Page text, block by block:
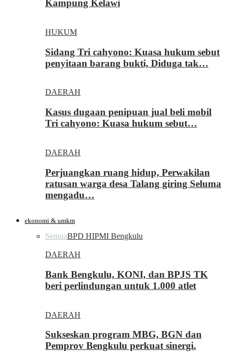
Kampung Kelawi
HUKUM
Sidang Tri cahyono: Kuasa hukum sebut
penyitaan barang bukti, Diduga tak…
DAERAH
Kasus dugaan penipuan jual beli mobil
Tri cahyono: Kuasa hukum sebut…
DAERAH
Perjuangkan ruang hidup, Perwakilan
ratusan warga desa Talang giring Seluma
mengadu…
ekonomi & umkm
SemuaBPD HIPMI Bengkulu
DAERAH
Bank Bengkulu, KONI, dan BPJS TK
beri perlindungan untuk 1.000 atlet
DAERAH
Sukseskan program MBG, BGN dan
Pemprov Bengkulu perkuat sinergi.